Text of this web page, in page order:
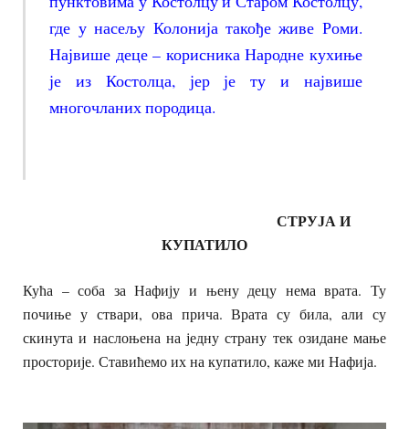
где у насељу Колонија такође живе Роми.
Највише деце – корисника Народне кухиње
је из Костолца, јер је ту и највише
многочланих породица.
СТРУЈА И
КУПАТИЛО
Кућа – соба за Нафију и њену децу нема врата. Ту
почиње у ствари, ова прича. Врата су била, али су
скинута и наслоњена на једну страну тек озидане мање
просторије. Ставићемо их на купатило, каже ми Нафија.